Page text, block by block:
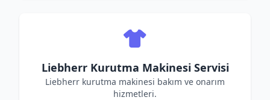
Liebherr Kurutma Makinesi Servisi
Liebherr kurutma makinesi bakım ve onarım
hizmetleri.